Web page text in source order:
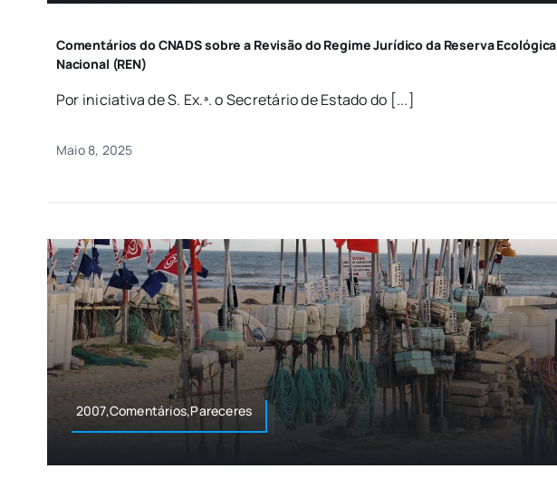
Comentários do CNADS sobre a Revisão do Regime Jurídico da Reserva Ecológica
Nacional (REN)
Por iniciativa de S. Ex.ª. o Secretário de Estado do [...]
Maio 8, 2025
2007,Comentários,Pareceres